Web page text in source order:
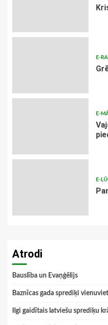
E-
E-
E-
Atrodi
Bauslība un Evaņģēlijs
Baznīcas gada sprediķi vienuviet
Ilgi gaidītais latviešu sprediķu